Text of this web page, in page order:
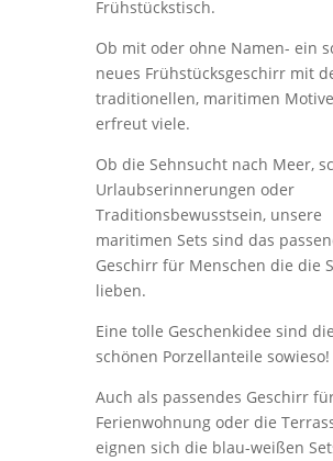
Frühstückstisch.
Ob mit oder ohne Namen- ein
neues Frühstücksgeschirr mit
traditionellen, maritimen
erfreut viele.
Ob die Sehnsucht nach Meer,
Urlaubserinnerungen oder
Traditionsbewusstsein, unsere
maritimen Sets sind das
Geschirr für Menschen die die
lieben.
Eine tolle Geschenkidee sind die
schönen Porzellanteile sowieso!
Auch als passendes Geschirr
Ferienwohnung oder die
eignen sich die blau-weißen